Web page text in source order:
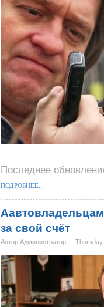
Последнее
ПОДРОБНЕЕ...
за свой счёт
Автор Администратор